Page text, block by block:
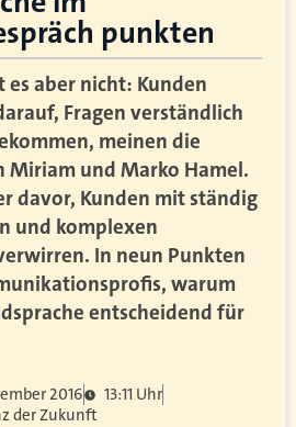
punkten
aber nicht: Kunden
Fragen verständlich
meinen die
Miriam und Marko Hamel.
davor, Kunden mit ständig
und komplexen
In neun Punkten
warum
entscheidend für
2016
13:11 Uhr
der Zukunft